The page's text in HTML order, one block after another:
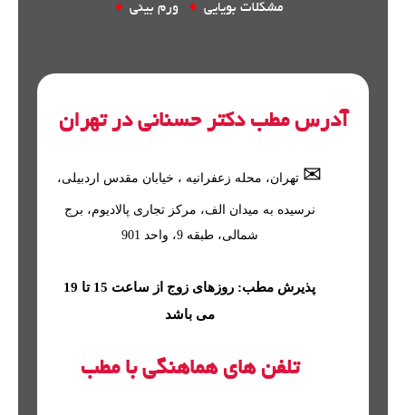
مشکلات بویایی ♦ ورم بینی ♦
آدرس مطب دکتر حسنانی در تهران
✉ تهران، محله زعفرانیه ، خیابان مقدس اردبیلی،
نرسیده به میدان الف، مرکز تجاری پالادیوم، برج
شمالی، طبقه 9، واحد 901
پذیرش مطب: روزهای زوج از ساعت 15 تا 19
می باشد
تلفن های هماهنگی با مطب